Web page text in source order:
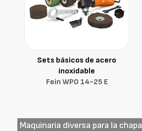
Sets básicos de acero
inoxidable
Fein WPO 14-25 E
Maquinaria diversa para la chapa